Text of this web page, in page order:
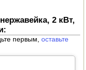
2 кВт,
первым,оставьте